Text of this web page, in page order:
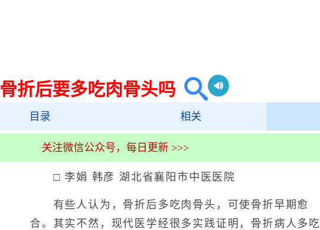
骨折后要多吃肉骨头吗
目录 相关
关注微信公众号，每日更新 >>>
□ 李娟 韩彦 湖北省襄阳市中医医院
有些人认为，骨折后多吃肉骨头，可使骨折早期愈
合。其实不然，现代医学经很多实践证明，骨折病人多吃